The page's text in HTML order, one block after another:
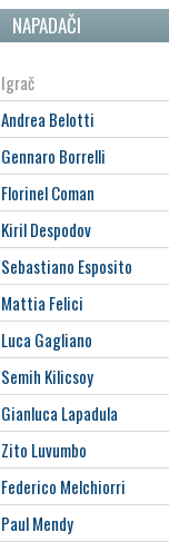
NAPADAČI
Igrač
Andrea Belotti
Gennaro Borrelli
Florinel Coman
Kiril Despodov
Sebastiano Esposito
Mattia Felici
Luca Gagliano
Semih Kilicsoy
Gianluca Lapadula
Zito Luvumbo
Federico Melchiorri
Paul Mendy